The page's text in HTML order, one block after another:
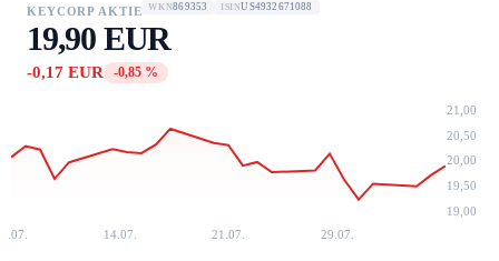
KEYCORP AKTIE WKN869353 ISINUS4932671088
19,90 EUR
-0,17 EUR -0,85 %
21,00
20,50
20,00
19,50
19,00
14.07. 21.07. 29.07.